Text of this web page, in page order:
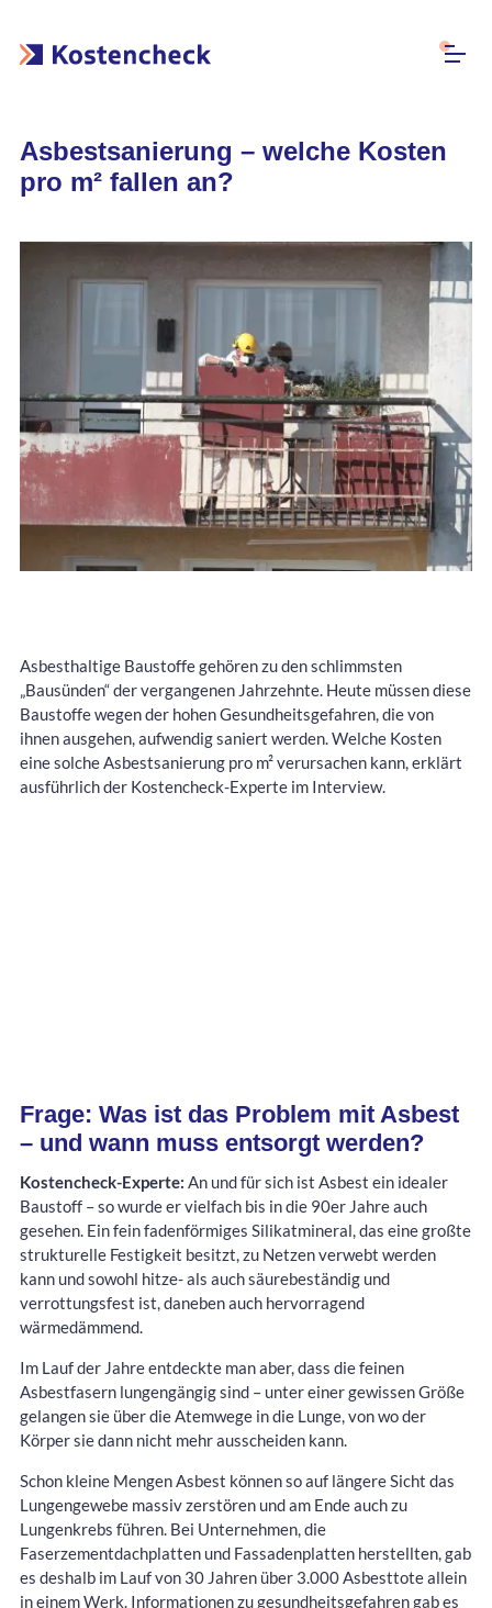
Asbestsanierung – welche Kosten
pro m² fallen an?
Asbesthaltige Baustoffe gehören zu den schlimmsten
„Bausünden“ der vergangenen Jahrzehnte. Heute müssen diese
Baustoffe wegen der hohen Gesundheitsgefahren, die von
ihnen ausgehen, aufwendig saniert werden. Welche Kosten
eine solche Asbestsanierung pro m² verursachen kann, erklärt
ausführlich der Kostencheck-Experte im Interview.
Frage: Was ist das Problem mit Asbest
– und wann muss entsorgt werden?
Kostencheck-Experte: An und für sich ist Asbest ein idealer
Baustoff – so wurde er vielfach bis in die 90er Jahre auch
gesehen. Ein fein fadenförmiges Silikatmineral, das eine großte
strukturelle Festigkeit besitzt, zu Netzen verwebt werden
kann und sowohl hitze- als auch säurebeständig und
verrottungsfest ist, daneben auch hervorragend
wärmedämmend.
Im Lauf der Jahre entdeckte man aber, dass die feinen
Asbestfasern lungengängig sind – unter einer gewissen Größe
gelangen sie über die Atemwege in die Lunge, von wo der
Körper sie dann nicht mehr ausscheiden kann.
Schon kleine Mengen Asbest können so auf längere Sicht das
Lungengewebe massiv zerstören und am Ende auch zu
Lungenkrebs führen. Bei Unternehmen, die
Faserzementdachplatten und Fassadenplatten herstellten, gab
es deshalb im Lauf von 30 Jahren über 3.000 Asbesttote allein
in einem Werk. Informationen zu gesundheitsgefahren gab es